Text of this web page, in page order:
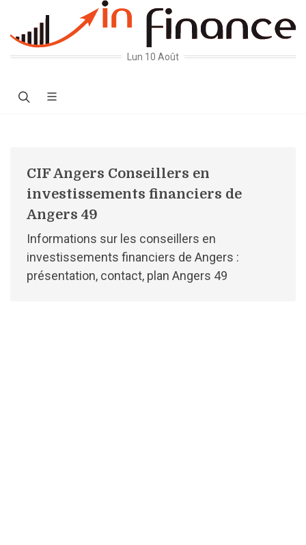
Lun 10 Août
CIF Angers Conseillers en
investissements financiers de
Angers 49
Informations sur les conseillers en
investissements financiers de Angers :
présentation, contact, plan Angers 49